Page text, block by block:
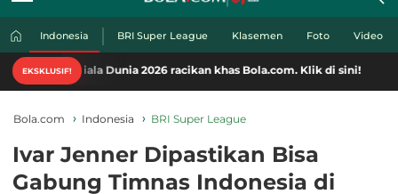
Indonesia BRI Super League Klasemen Foto Video
EKSKLUSIF!
Dunia 2026 racikan khas Bola.com. Klik di sini!
Bola.com Indonesia BRI Super League
Ivar Jenner Dipastikan Bisa
Gabung Timnas Indonesia di